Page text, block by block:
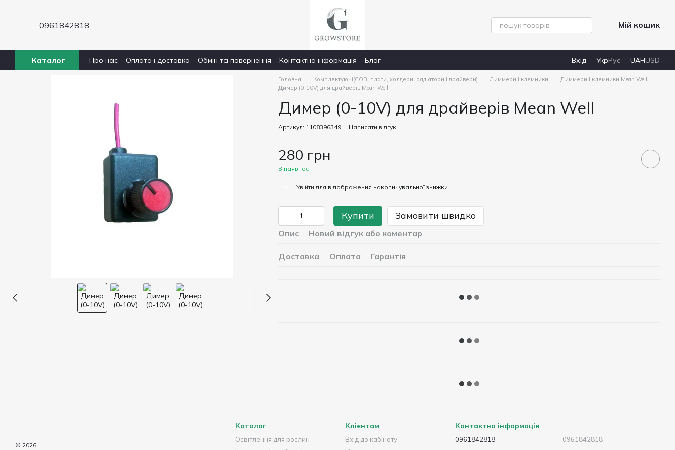
0961842818 Мій кошик
Каталог Про нас Оплата і доставка Обмін та повернення Контактна інформація Блог Вхід УкрРус UAHUSD
Головна Комплектуючі(COB, плати, холдери, радіатори і драйвери) Диммери і клемники
Диммери і клемники Mean Well
Димер (0-10V) для драйверів Mean Well
Димер (0-10V) для драйверів Mean Well
Артикул: 1108396349 Написати відгук
280 грн
В наявності
Увійти для відображення накопичувальної знижки
Купити Замовити швидко
Опис Новий відгук або коментар
Доставка Оплата Гарантія
© 2026
Каталог
Освітлення для рослин
Клієнтам
Вхід до кабінету
Контактна інформація
0961842818
0961842818